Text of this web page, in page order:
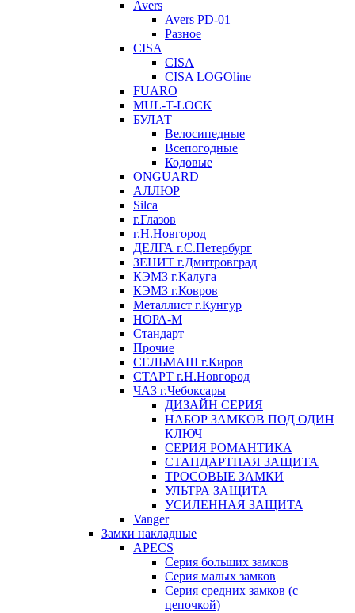
Avers
Avers PD-01
Разное
CISA
CISA
CISA LOGOline
FUARO
MUL-T-LOCK
БУЛАТ
Велосипедные
Всепогодные
Кодовые
ONGUARD
АЛЛЮР
Silca
г.Глазов
г.Н.Новгород
ДЕЛГА г.С.Петербург
ЗЕНИТ г.Дмитровград
КЭМЗ г.Калуга
КЭМЗ г.Ковров
Металлист г.Кунгур
НОРА-М
Стандарт
Прочие
СЕЛЬМАШ г.Киров
СТАРТ г.Н.Новгород
ЧАЗ г.Чебоксары
ДИЗАЙН СЕРИЯ
НАБОР ЗАМКОВ ПОД ОДИН
КЛЮЧ
СЕРИЯ РОМАНТИКА
СТАНДАРТНАЯ ЗАЩИТА
ТРОСОВЫЕ ЗАМКИ
УЛЬТРА ЗАЩИТА
УСИЛЕННАЯ ЗАЩИТА
Vanger
Замки накладные
APECS
Серия больших замков
Серия малых замков
Серия средних замков (с
цепочкой)